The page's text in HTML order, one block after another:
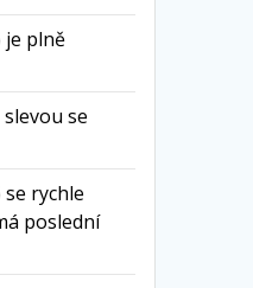
je plně
se
se rychle
poslední